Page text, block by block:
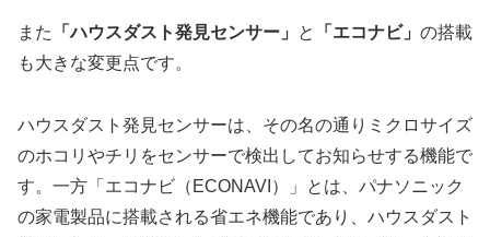
また 「ハウスダスト発見センサー」 と 「エコナビ」 の搭載
も大きな変更点です。
ハウスダスト発見センサーは、その名の通りミクロサイズ
のホコリやチリをセンサーで検出してお知らせする機能で
す。一方「エコナビ（ECONAVI）」とは、パナソニック
の家電製品に搭載される省エネ機能であり、ハウスダスト